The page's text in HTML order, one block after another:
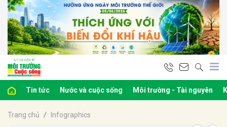
Tin tức Nước và cuộc sống Môi trường - Tài nguyên
Trang chủ Infographics
luận